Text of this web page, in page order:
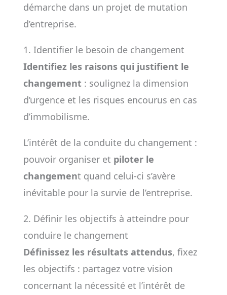
démarche dans un projet de mutation
d’entreprise.
1. Identifier le besoin de changement
Identifiez les raisons qui justifient le
changement: soulignez la dimension
d’urgence et les risques encourus en cas
d’immobilisme.
L’intérêt de la conduite du changement :
pouvoir organiser et piloter le
changement quand celui-ci s’avère
inévitable pour la survie de l’entreprise.
2. Définir les objectifs à atteindre pour
conduire le changement
Définissez les résultats attendus, fixez
les objectifs : partagez votre vision
concernant la nécessité et l’intérêt de